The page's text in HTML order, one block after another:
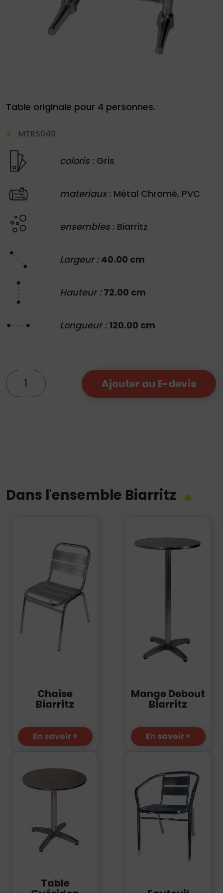
Table originale pour 4 personnes.
MTRS040
coloris: Gris
materiaux: Métal Chromé, PVC
ensembles: Biarritz
Largeur :40.00 cm
Hauteur :72.00 cm
Longueur :120.00 cm
quantité
de
Table
Ajouter au E-devis
Dans l'ensemble Biarritz
Chaise
Biarritz
En savoir +
Mange Debout
Biarritz
En savoir +
Table
de
76